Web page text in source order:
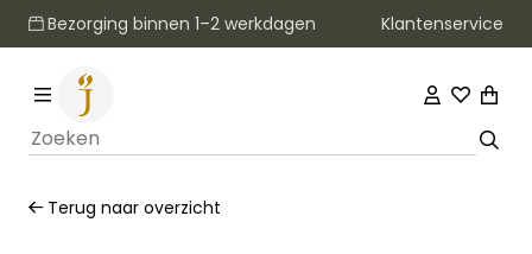
Bezorging binnen 1–2 werkdagen Klantenservice
Terug naar overzicht